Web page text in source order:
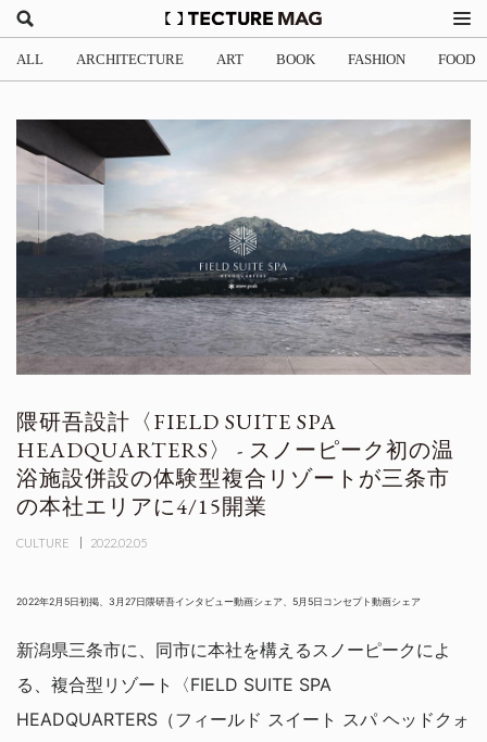
ALL ARCHITECTURE ART BOOK FASHION FOOD
隈研吾設計〈FIELD SUITE SPA
HEADQUARTERS〉 - スノーピーク初の温
浴施設併設の体験型複合リゾートが三条市
の本社エリアに4/15開業
CULTURE 2022.02.05
2022年2月5日初掲、3月27日隈研吾インタビュー動画シェア、5月5日コンセプト動画シェア
新潟県三条市に、同市に本社を構えるスノーピークによ
る、複合型リゾート〈FIELD SUITE SPA
HEADQUARTERS（フィールド スイート スパ ヘッドクォ